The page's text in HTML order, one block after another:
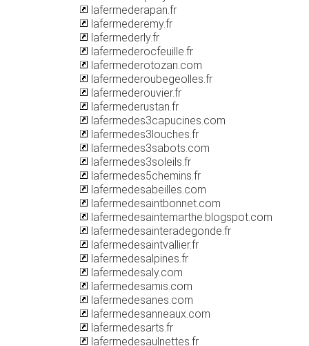
lafermederapan.fr
lafermederemy.fr
lafermederly.fr
lafermederocfeuille.fr
lafermederotozan.com
lafermederoubegeolles.fr
lafermederouvier.fr
lafermederustan.fr
lafermedes3capucines.com
lafermedes3louches.fr
lafermedes3sabots.com
lafermedes3soleils.fr
lafermedes5chemins.fr
lafermedesabeilles.com
lafermedesaintbonnet.com
lafermedesaintemarthe.blogspot.com
lafermedesainteradegonde.fr
lafermedesaintvallier.fr
lafermedesalpines.fr
lafermedesaly.com
lafermedesamis.com
lafermedesanes.com
lafermedesanneaux.com
lafermedesarts.fr
lafermedesaulnettes.fr